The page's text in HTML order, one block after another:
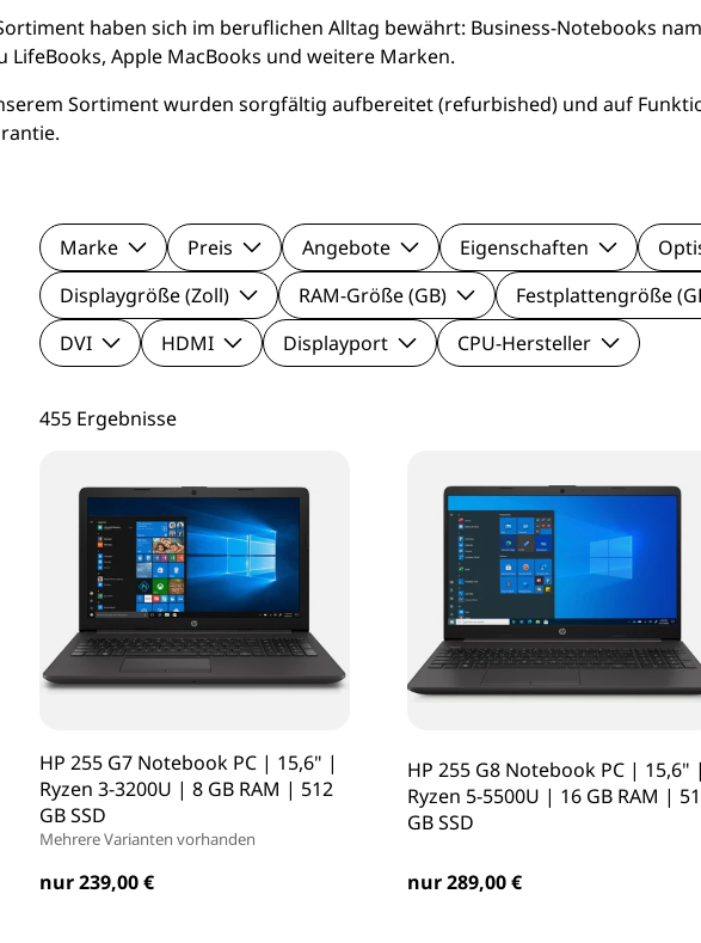
Xiaomi Smartphones
haben sich im beruflichen Alltag bewährt: Business-Notebooks
LifeBooks, Apple MacBooks und weitere Marken.
Sortiment wurden sorgfältig aufbereitet (refurbished) und auf
Marke Preis Angebote Eigenschaften
Displaygröße (Zoll)
RAM-Größe (GB) Festplattengröße
DVI
HDMI Displayport CPU-Hersteller
455 Ergebnisse
HP 255 G7 Notebook PC | 15,6" |
Ryzen 3-3200U | 8 GB RAM | 512
GB SSD
Mehrere Varianten vorhanden
nur 239,00 €
HP 255 G8 Notebook PC | 15,6" |
Ryzen 5-5500U | 16 GB RAM |
GB SSD
nur 289,00 €